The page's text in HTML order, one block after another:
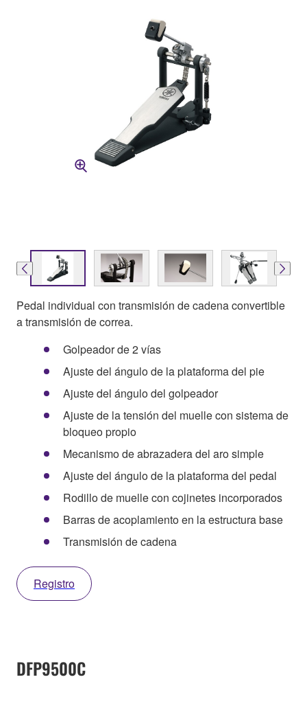
Pedal individual con transmisión de cadena convertible
a transmisión de correa.
Golpeador de 2 vías
Ajuste del ángulo de la plataforma del pie
Ajuste del ángulo del golpeador
Ajuste de la tensión del muelle con sistema de
bloqueo propio
Mecanismo de abrazadera del aro simple
Ajuste del ángulo de la plataforma del pedal
Rodillo de muelle con cojinetes incorporados
Barras de acoplamiento en la estructura base
Transmisión de cadena
Registro
DFP9500C